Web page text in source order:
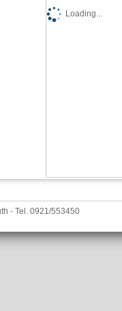
Loading...
- Tel. 0921/553450